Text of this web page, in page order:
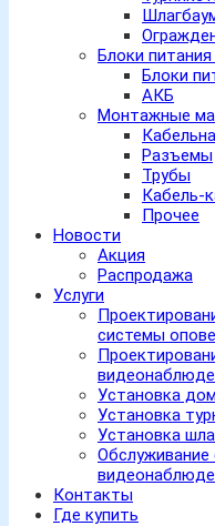
Блоки
Блоки
АКБ
Монтажные
Разъемы
Трубы
Кабель-
Прочее
Новости
Акция
Распродажа
Услуги
системы
Установка
Установка
Установка
Обслуживание
Контакты
Где купить